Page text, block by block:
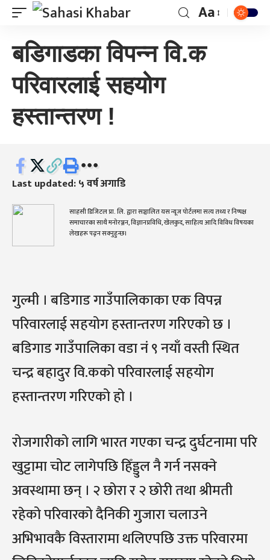
Aa
बडिगाडका विपन्न वि.क
परिवारलाई सहयोग
हस्तान्तरण !
Last updated: ५ वर्ष अगाडि
साहसी डिजिटल प्रा. लि. द्वारा सञ्चालित यस न्यूज पोर्टलमा सत्य तथ्य र निष्पक्ष
समाचारका साथै मनोरञ्जन, विज्ञानप्रविधि, खेलकुद, साहित्य आदि विविध विषयका
लेखहरू पढ्न सक्नुहुन्छ।
गुल्मी । बडिगाड गाउँपालिकाका एक विपन्न
परिवारलाई सहयोग हस्तान्तरण गरिएको छ ।
बडिगाड गाउँपालिका वडा नं ९ नयाँ वस्ती स्थित
चन्द्र बहादुर वि.कको परिवारलाई सहयोग
हस्तान्तरण गरिएको हो ।
रोजगारीको लागि भारत गएका चन्द्र दुर्घटनामा परि
खुट्टामा चोट लागेपछि हिँड्डुल नै गर्न नसक्ने
अवस्थामा छन् । २ छोरा र २ छोरी तथा श्रीमती
रहेको परिवारको दैनिकी गुजारा चलाउने
अभिभावकै विस्तारामा थलिएपछि उक्त परिवारमा